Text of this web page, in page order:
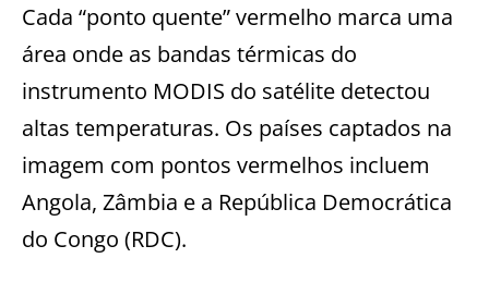
Cada “ponto quente” vermelho marca uma
área onde as bandas térmicas do
instrumento MODIS do satélite detectou
altas temperaturas. Os países captados na
imagem com pontos vermelhos incluem
Angola, Zâmbia e a República Democrática
do Congo (RDC).